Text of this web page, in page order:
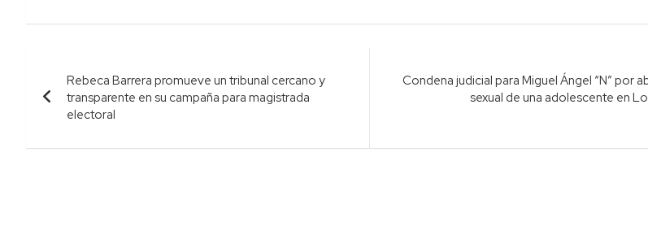
Navegación
de
entradas
Rebeca Barrera promueve un tribunal cercano y
transparente en su campaña para magistrada
electoral
Condena judicial para Miguel Ángel “N” por
sexual de una adolescente en